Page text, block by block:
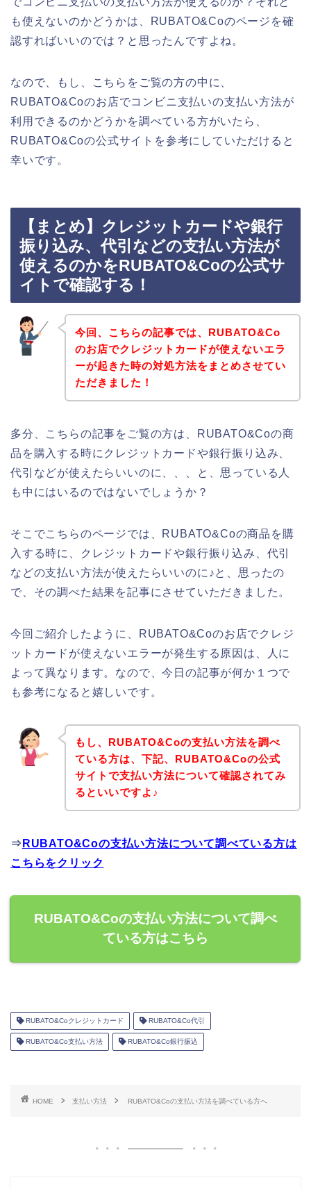
も使えないのかどうかは、RUBATO&Coのページを確
認すればいいのでは？と思ったんですよね。
なので、もし、こちらをご覧の方の中に、
RUBATO&Coのお店でコンビニ支払いの支払い方法が
利用できるのかどうかを調べている方がいたら、
RUBATO&Coの公式サイトを参考にしていただけると
幸いです。
【まとめ】クレジットカードや銀行
振り込み、代引などの支払い方法が
使えるのかをRUBATO&Coの公式サ
イトで確認する！
今回、こちらの記事では、RUBATO&Co
のお店でクレジットカードが使えないエラ
ーが起きた時の対処方法をまとめさせてい
ただきました！
多分、こちらの記事をご覧の方は、RUBATO&Coの商
品を購入する時にクレジットカードや銀行振り込み、
代引などが使えたらいいのに、、、と、思っている人
も中にはいるのではないでしょうか？
そこでこちらのページでは、RUBATO&Coの商品を購
入する時に、クレジットカードや銀行振り込み、代引
などの支払い方法が使えたらいいのに♪と、思ったの
で、その調べた結果を記事にさせていただきました。
今回ご紹介したように、RUBATO&Coのお店でクレジ
ットカードが使えないエラーが発生する原因は、人に
よって異なります。なので、今日の記事が何か１つで
も参考になると嬉しいです。
もし、RUBATO&Coの支払い方法を調べ
ている方は、下記、RUBATO&Coの公式
サイトで支払い方法について確認されてみ
るといいですよ♪
⇒ RUBATO&Coの支払い方法について調べている方は
こちらをクリック
RUBATO&Coの支払い方法について調べ
ている方はこちら
RUBATO&Coクレジットカード RUBATO&Co代引
RUBATO&Co支払い方法 RUBATO&Co銀行振込
HOME 支払い方法 RUBATO&Coの支払い方法を調べている方へ